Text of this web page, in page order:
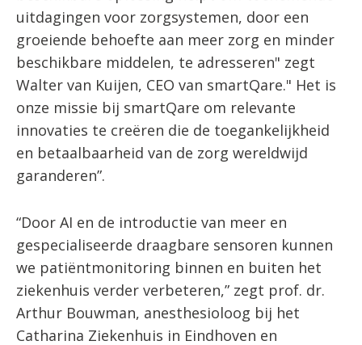
uitdagingen voor zorgsystemen, door een
groeiende behoefte aan meer zorg en minder
beschikbare middelen, te adresseren" zegt
Walter van Kuijen, CEO van smartQare." Het is
onze missie bij smartQare om relevante
innovaties te creëren die de toegankelijkheid
en betaalbaarheid van de zorg wereldwijd
garanderen”.
“Door AI en de introductie van meer en
gespecialiseerde draagbare sensoren kunnen
we patiëntmonitoring binnen en buiten het
ziekenhuis verder verbeteren,” zegt prof. dr.
Arthur Bouwman, anesthesioloog bij het
Catharina Ziekenhuis in Eindhoven en